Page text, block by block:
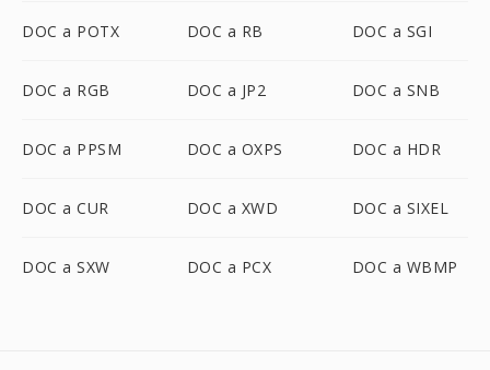
DOC a POTX DOC a RB DOC a SGI
DOC a RGB DOC a JP2 DOC a SNB
DOC a PPSM DOC a OXPS DOC a HDR
DOC a CUR DOC a XWD DOC a SIXEL
DOC a SXW DOC a PCX DOC a WBMP